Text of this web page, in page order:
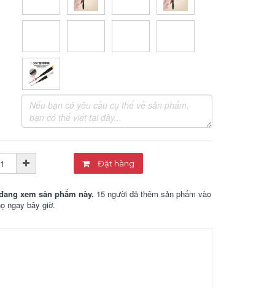
Đặt hàng
xem sản phẩm này. 15 người đã thêm sản phẩm vào
ngay bây giờ.